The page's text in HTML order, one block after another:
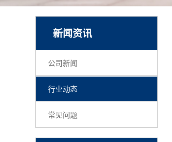
新闻资讯
公司新闻
行业动态
常见问题